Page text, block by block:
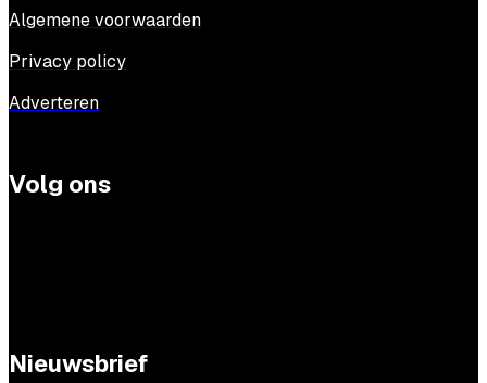
Algemene voorwaarden
Privacy policy
Adverteren
Volg ons
Nieuwsbrief